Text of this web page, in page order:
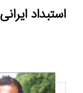
استبداد ایرانی